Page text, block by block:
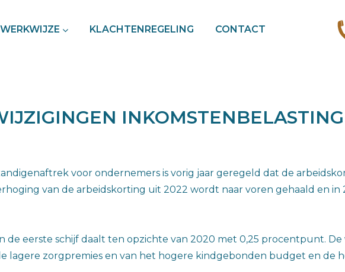
WERKWIJZE KLACHTENREGELING CONTACT
INKOMSTENBELASTING
voor ondernemers is vorig jaar geregeld dat de
van de arbeidskorting uit 2022 wordt naar voren gehaald en in
de eerste schijf daalt ten opzichte van 2020 met 0,25 procentpunt.
lagere zorgpremies en van het hogere kindgebonden budget en de